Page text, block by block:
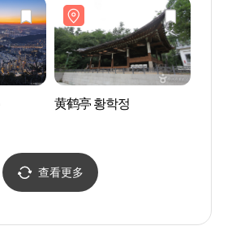
黄鹤亭 황학정
查看更多